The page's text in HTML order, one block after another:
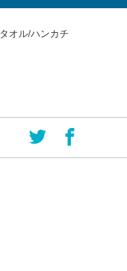
タオル/ハンカチ